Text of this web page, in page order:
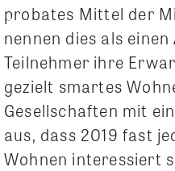
probates Mittel der
nennen dies als
Teilnehmer ihre
gezielt smartes
Gesellschaften mit
aus, dass 2019 fast
Wohnen interessiert